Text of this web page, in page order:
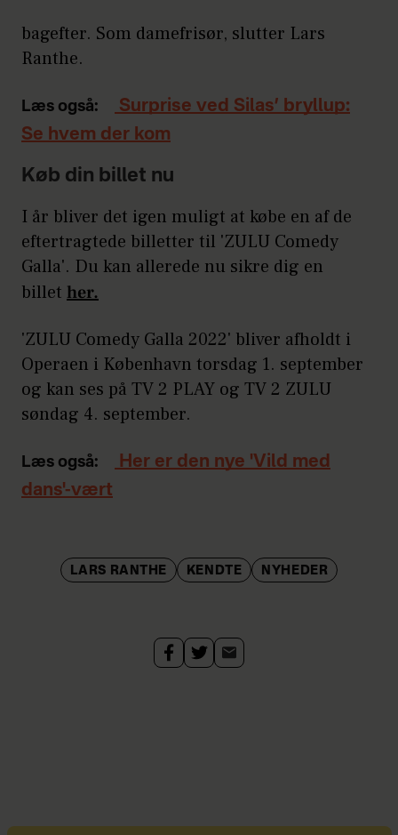
bagefter. Som damefrisør, slutter Lars
Ranthe.
Læs også:
Surprise ved Silas’ bryllup:
Se hvem der kom
Køb din billet nu
I år bliver det igen muligt at købe en af de
eftertragtede billetter til 'ZULU Comedy
Galla'. Du kan allerede nu sikre dig en
billet her.
'ZULU Comedy Galla 2022' bliver afholdt i
Operaen i København torsdag 1. september
og kan ses på TV 2 PLAY og TV 2 ZULU
søndag 4. september.
Læs også:
Her er den nye 'Vild med
dans'-vært
LARS RANTHE KENDTE NYHEDER